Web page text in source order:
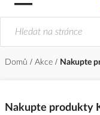
Domů Akce Nakupte
Nakupte produkty